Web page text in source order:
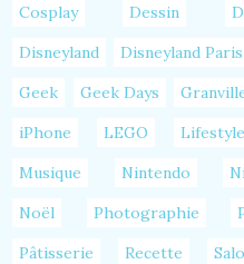
Cosplay
Dessin
Disneyland
Disneyland Paris
Geek
Geek Days
iPhone
LEGO Lifestyle
Musique
Nintendo
Noël
Photographie
Pâtisserie
Recette